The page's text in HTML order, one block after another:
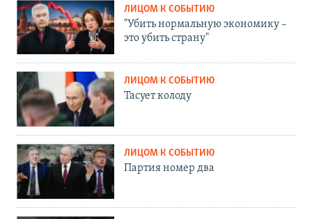
ЛИЦОМ К СОБЫТИЮ
"Убить нормальную экономику –
это убить страну"
ЛИЦОМ К СОБЫТИЮ
Тасует колоду
ЛИЦОМ К СОБЫТИЮ
Партия номер два